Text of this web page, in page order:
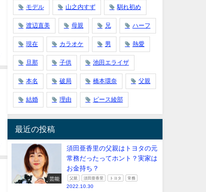
モデル 山之内すず 馴れ初め
渡辺直美 母親 兄 ハーフ
現在 カラオケ 男 熱愛
旦那 子供 池田エライザ
本名 破局 橋本環奈 父親
結婚 理由 ピース綾部
最近の投稿
芸能
須田亜香里の父親はトヨタの元
常務だったってホント？実家は
お金持ち？
父親 須田亜香里 トヨタ 常務
2022.10.30